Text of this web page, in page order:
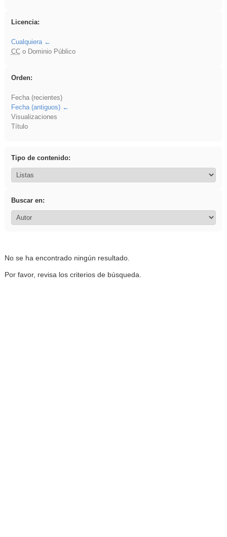
Licencia:
Cualquiera
CCo Dominio Público
Orden:
Fecha (recientes)
Fecha (antiguos)
Visualizaciones
Título
Tipo de contenido:
Buscar en:
No se ha encontrado ningún resultado.
Por favor, revisa los criterios de búsqueda.